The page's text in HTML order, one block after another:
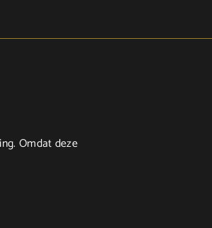
Omdat deze